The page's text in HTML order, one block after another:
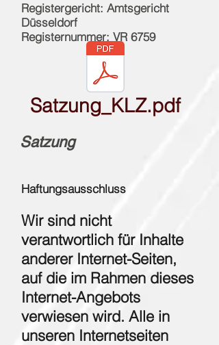
Registergericht: Amtsgericht
Düsseldorf
Registernummer: VR 6759
Haftungsausschluss
Wir sind nicht
verantwortlich für Inhalte
anderer Internet-Seiten,
auf die im Rahmen dieses
Internet-Angebots
verwiesen wird. Alle in
unseren Internetseiten
Satzung_KLZ.pdf
Satzung